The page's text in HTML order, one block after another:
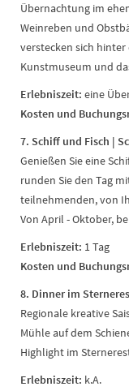
Übernachtung im
Weinreben und
verstecken sich
Kunstmuseum und
Erlebniszeit: eine
Kosten und
7. Schiff und Fisch |
Genießen Sie eine
runden Sie den Tag
teilnehmenden, von
Von April - Oktober,
Erlebniszeit: 1 Tag
Kosten und
8. Dinner im
Regionale kreative
Mühle auf dem
Highlight im
Erlebniszeit: k.A.